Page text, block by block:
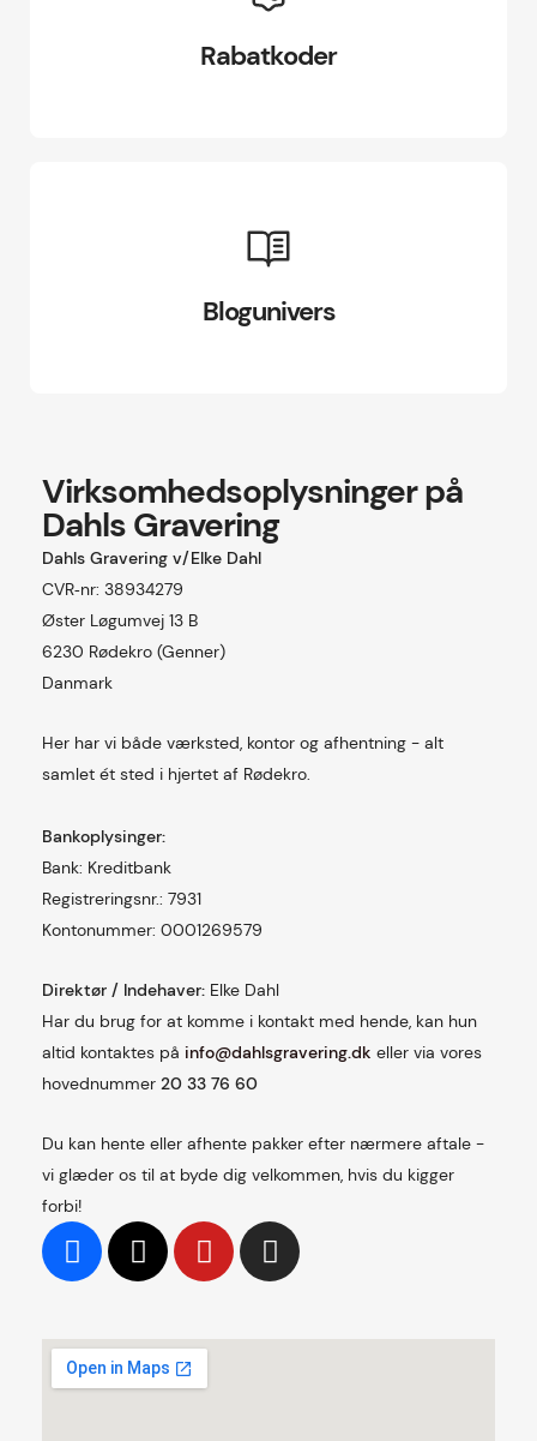
Rabatkoder
Blogunivers
Virksomhedsoplysninger på
Dahls Gravering
Dahls Gravering v/Elke Dahl
CVR‑nr: 38934279
Øster Løgumvej 13 B
6230 Rødekro (Genner)
Danmark
Her har vi både værksted, kontor og afhentning - alt
samlet ét sted i hjertet af Rødekro.
Bankoplysinger:
Bank: Kreditbank
Registreringsnr.: 7931
Kontonummer: 0001269579
Direktør / Indehaver: Elke Dahl
Har du brug for at komme i kontakt med hende, kan hun
altid kontaktes på info@dahlsgravering.dk eller via vores
hovednummer 20 33 76 60
Du kan hente eller afhente pakker efter nærmere aftale -
vi glæder os til at byde dig velkommen, hvis du kigger
forbi!